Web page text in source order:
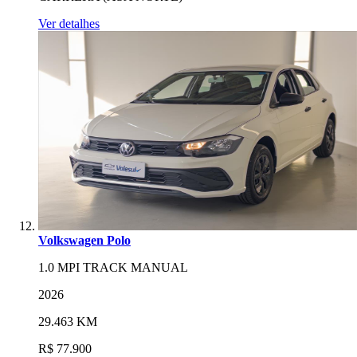
Ver detalhes
Volkswagen Polo
1.0 MPI TRACK MANUAL
2026
29.463 KM
R$ 77.900